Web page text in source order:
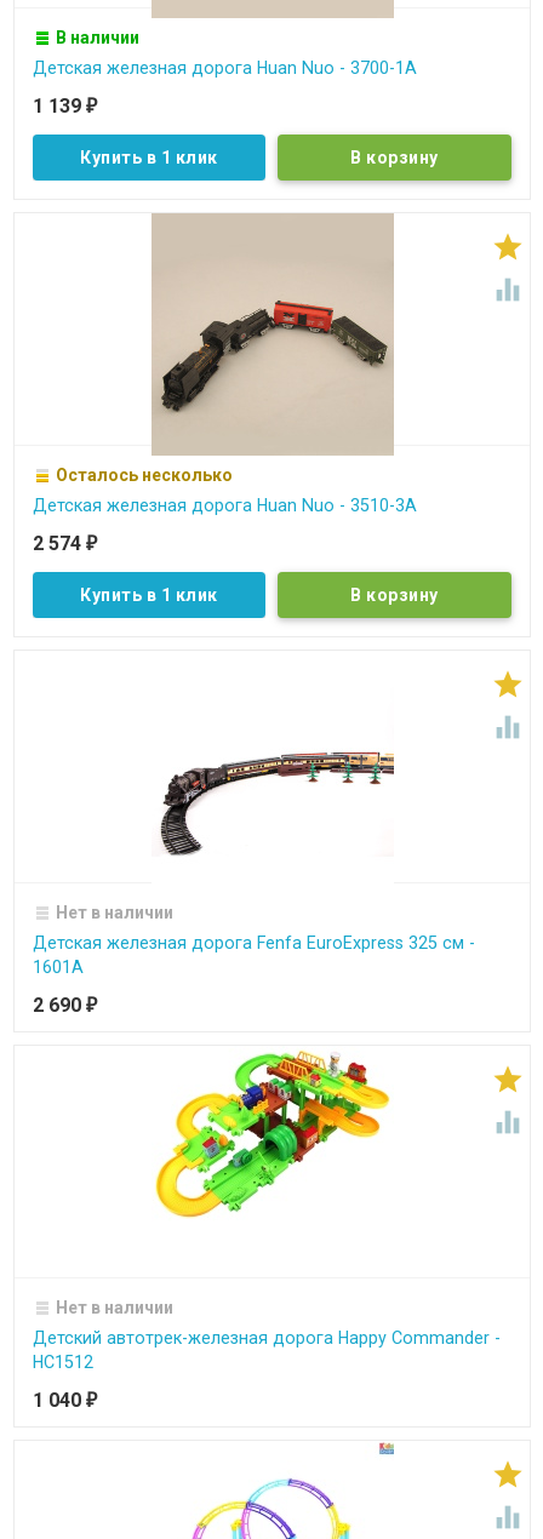
В наличии
Детская железная дорога Huan Nuo - 3700-1A
1 139 ₽
Купить в 1 клик


Осталось несколько
Детская железная дорога Huan Nuo - 3510-3A
2 574 ₽
Купить в 1 клик


Нет в наличии
Детская железная дорога Fenfa EuroExpress 325 см -
1601A
2 690 ₽


Нет в наличии
Детский автотрек-железная дорога Happy Commander -
HC1512
1 040 ₽

